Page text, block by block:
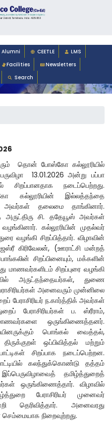
Alumni CEETLE
LMS
Facilities
Newsletters
Search
வரும் தொன் போஸ்கோ கல்லூரியில்
13.01.2026 அன்று பப்பா
சிறப்பானதாக நடைப்பெற்றது.
கல்லூரியின் இல்லத்தந்தை
தலைமை தாங்கினார்.
சி. ததேயூஸ் அவர்கள்
கல்லூரியின் முதல்வர்
வழங்கி சிறப்பித்தார். விழாவின்
கிரிவேலன், (ஊராட்சி மன்றத்
சிறப்பினையும், மக்களின்
மாணவர்களிடம் சிறப்புரை வழங்கி
அருட்தந்தையர்கள், துணை
அனைவரும் முன்னிலை
பேராசிரியர் ந.கார்த்திக் அவர்கள்
பேராசிரியர்கள் ப. ஸ்ரீராம்,
ஒருங்கிணைத்தனர்.
பொங்கல் வைத்தல்,
ஒப்பிவித்தல் மற்றும்
சிறப்பாக நடைப்பெற்றன.
கலந்துக்கொண்டு தத்தம்
தமிழ்த்துறைத்
ஒருங்கிணைத்தார். விழாவில்
பேராசிரியர் முனைவர்
அனைவரது
நிறைவுற்றது.